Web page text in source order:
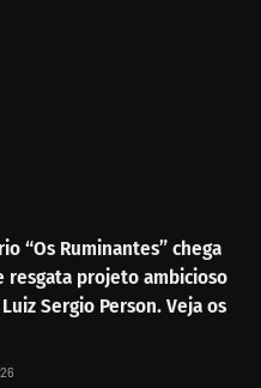
“Os Ruminantes” chega
resgata projeto ambicioso
Sergio Person. Veja os